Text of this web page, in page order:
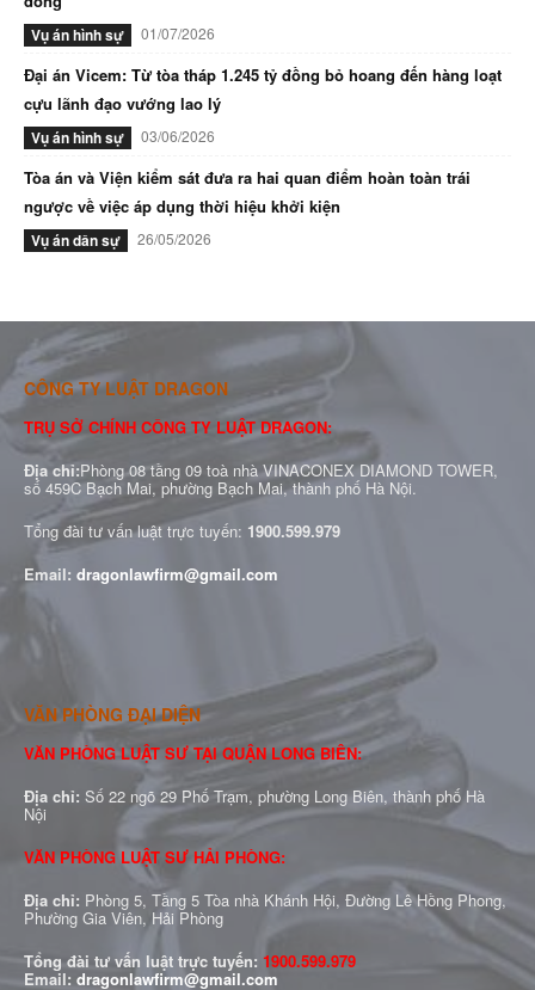
Vụ án hình sự 01/07/2026
Đại án Vicem: Từ tòa tháp 1.245 tỷ đồng bỏ hoang đến hàng loạt
cựu lãnh đạo vướng lao lý
Vụ án hình sự 03/06/2026
Tòa án và Viện kiểm sát đưa ra hai quan điểm hoàn toàn trái
ngược về việc áp dụng thời hiệu khởi kiện
Vụ án dân sự 26/05/2026
CÔNG TY LUẬT DRAGON
TRỤ SỞ CHÍNH CÔNG TY LUẬT DRAGON:
Địa chỉ:Phòng 08 tầng 09 toà nhà VINACONEX DIAMOND TOWER,
số 459C Bạch Mai, phường Bạch Mai, thành phố Hà Nội.
Tổng đài tư vấn luật trực tuyến: 1900.599.979
Email: dragonlawfirm@gmail.com
VĂN PHÒNG ĐẠI DIỆN
VĂN PHÒNG LUẬT SƯ TẠI QUẬN LONG BIÊN:
Địa chỉ: Số 22 ngõ 29 Phố Trạm, phường Long Biên, thành phố Hà
Nội
VĂN PHÒNG LUẬT SƯ HẢI PHÒNG:
Địa chỉ: Phòng 5, Tầng 5 Tòa nhà Khánh Hội, Đường Lê Hồng Phong,
Phường Gia Viên, Hải Phòng
Tổng đài tư vấn luật trực tuyến: 1900.599.979
Email: dragonlawfirm@gmail.com